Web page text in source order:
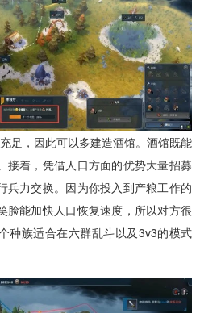
足，因此可以多建造酒馆。酒馆既能
接着，凭借人口方面的优势大量招募
兵力交换。因为你投入到产粮工作的
脸能加快人口恢复速度，所以对方很
种族适合在六群乱斗以及3v3的模式